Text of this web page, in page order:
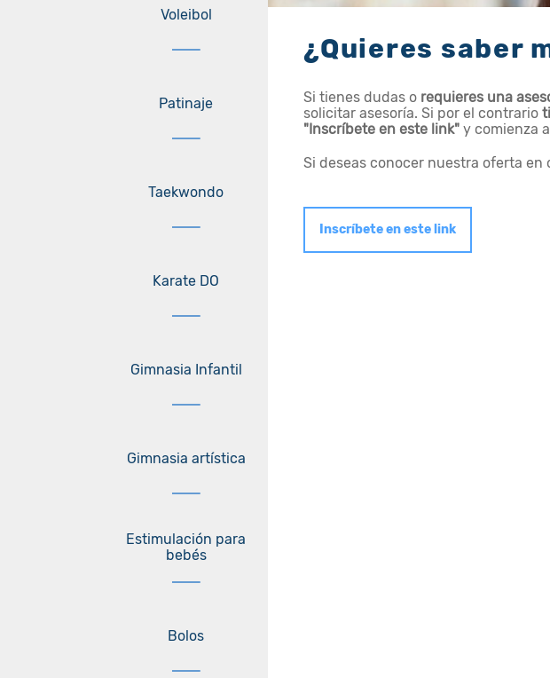
Voleibol
Patinaje
Taekwondo
Karate DO
Gimnasia Infantil
Gimnasia artística
Estimulación para
bebés
Bolos
¿Quieres saber
Si tienes dudas o requieres una
solicitar asesoría. Si por el contrario
"Inscríbete en este link" y comienza
Si deseas conocer nuestra oferta en
Inscríbete en este link